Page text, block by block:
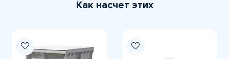
Как насчет этих